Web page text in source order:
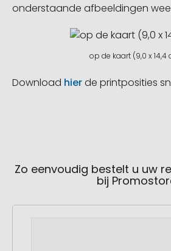
onderstaande afbeeldingen
op de kaart (9,0 x 14,4
Download hierde printposities
Zo eenvoudig bestelt u uw
bij